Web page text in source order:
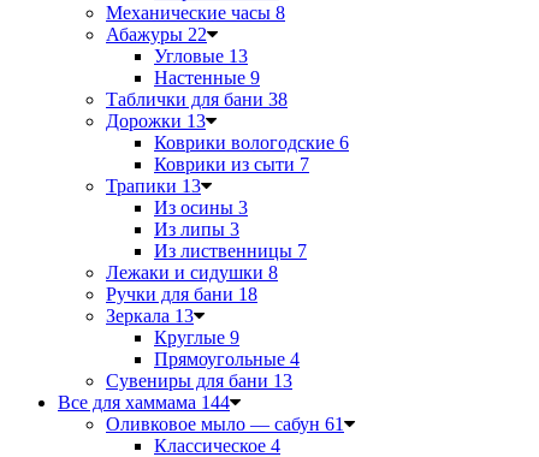
Механические часы 8
Абажуры 22
Угловые 13
Настенные 9
Таблички для бани 38
Дорожки 13
Коврики вологодские 6
Коврики из сыти 7
Трапики 13
Из осины 3
Из липы 3
Из лиственницы 7
Лежаки и сидушки 8
Ручки для бани 18
Зеркала 13
Круглые 9
Прямоугольные 4
Сувениры для бани 13
Все для хаммама 144
Оливковое мыло — сабун 61
Классическое 4